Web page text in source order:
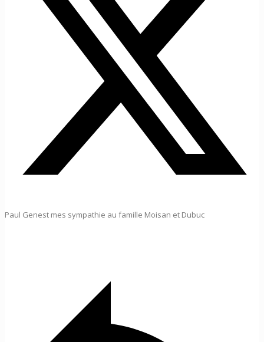
Paul Genest mes sympathie au famille Moisan et Dubuc